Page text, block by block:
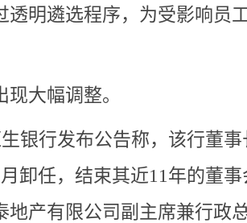
透明遴选程序，为受影响员
大幅调整。
银行发布公告称，该行董
卸任，结束其近11年的董事
地产有限公司副主席兼行政